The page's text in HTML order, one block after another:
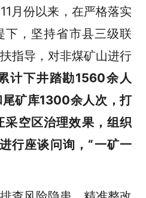
月份以来，在严格落实
下，坚持省市县三级联
指导，对非煤矿山进行
计下井踏勘1560余人
矿库1300余人次，打
空区治理效果，组织
行座谈问询，“一矿一